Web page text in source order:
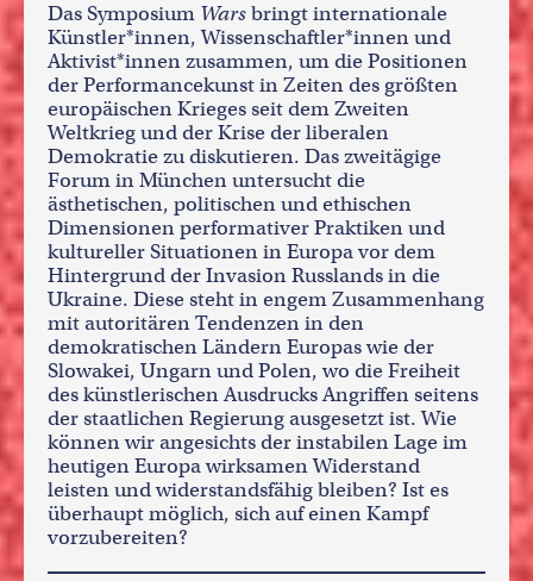
Das Symposium Warsbringt internationale
Künstler*innen, Wissenschaftler*innen und
Aktivist*innen zusammen, um die Positionen
der Performancekunst in Zeiten des größten
europäischen Krieges seit dem Zweiten
Weltkrieg und der Krise der liberalen
Demokratie zu diskutieren. Das zweitägige
Forum in München untersucht die
ästhetischen, politischen und ethischen
Dimensionen performativer Praktiken und
kultureller Situationen in Europa vor dem
Hintergrund der Invasion Russlands in die
Ukraine. Diese steht in engem Zusammenhang
mit autoritären Tendenzen in den
demokratischen Ländern Europas wie der
Slowakei, Ungarn und Polen, wo die Freiheit
des künstlerischen Ausdrucks Angriffen seitens
der staatlichen Regierung ausgesetzt ist. Wie
können wir angesichts der instabilen Lage im
heutigen Europa wirksamen Widerstand
leisten und widerstandsfähig bleiben? Ist es
überhaupt möglich, sich auf einen Kampf
vorzubereiten?